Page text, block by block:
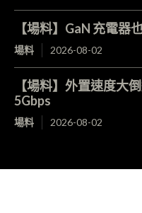
【場料】GaN 充電
場料 2026-08-02
【場料】外置速度大
5Gbps
場料 2026-08-02